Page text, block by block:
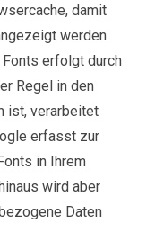
damit
werden
Fonts erfolgt durch
Regel in den
ist, verarbeitet
erfasst zur
in Ihrem
wird aber
Daten